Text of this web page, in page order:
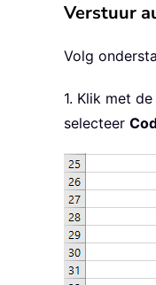
Verstuur
Volg
1. Klik met
selecteer